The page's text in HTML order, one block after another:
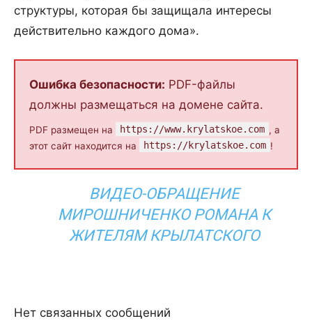
структуры, которая бы защищала интересы
действительно каждого дома».
Ошибка безопасности: PDF-файлы
должны размещаться на домене сайта.
PDF размещен на https://www.krylatskoe.com , а
этот сайт находится на
https://krylatskoe.com !
ВИДЕО-ОБРАЩЕНИЕ
МИРОШНИЧЕНКО РОМАНА К
ЖИТЕЛЯМ КРЫЛАТСКОГО
Нет связанных сообщений